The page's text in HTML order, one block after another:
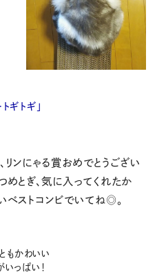
ギトギ」
リンにゃる賞おめでとうござい
めとぎ、気に入ってくれたか
ベストコンビでいてね◎。
もかわいい
いっぱい！